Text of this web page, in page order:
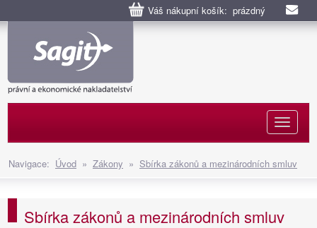
Váš nákupní košík: prázdný
Navigace: Úvod » Zákony » Sbírka zákonů a mezinárodních smluv
Sbírka zákonů a mezinárodních smluv